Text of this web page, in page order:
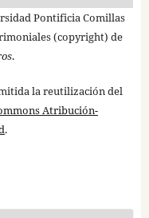
Pontificia Comillas
(copyright) de
.
la reutilización del
Atribución-
.